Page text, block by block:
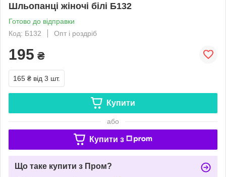
Шльопанці жіночі білі Б132
Готово до відправки
Код: Б132
Опт і роздріб
195 ₴
165 ₴ від 3 шт.
Купити
або
Купити з
Що таке купити з Пром?